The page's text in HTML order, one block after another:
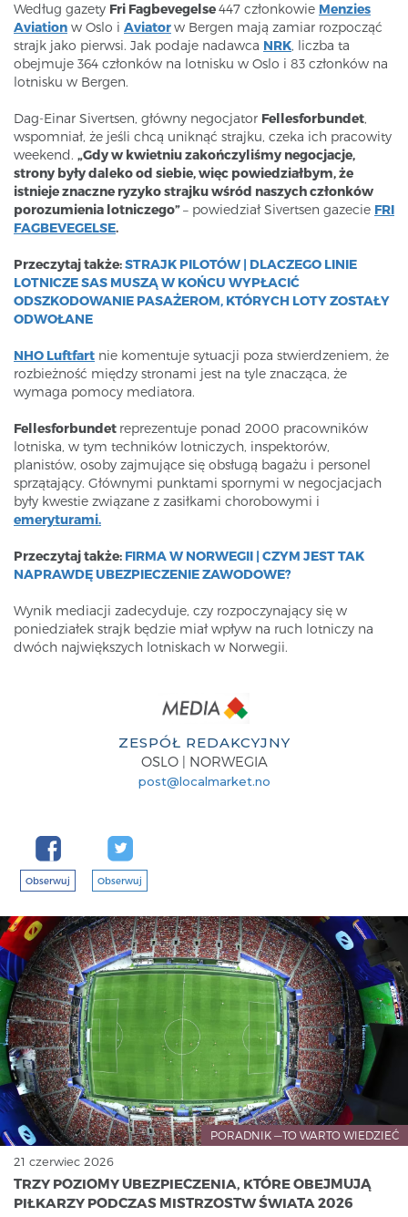
Według gazety Fri Fagbevegelse447 członkowie Menzies
Aviation w Oslo i Aviatorw Bergen mają zamiar rozpocząć
strajk jako pierwsi. Jak podaje nadawca NRK, liczba ta
obejmuje 364 członków na lotnisku w Oslo i 83 członków na
lotnisku w Bergen.
Dag-Einar Sivertsen, główny negocjator Fellesforbundet,
wspomniał, że jeśli chcą uniknąć strajku, czeka ich pracowity
weekend. „Gdy w kwietniu zakończyliśmy negocjacje,
strony były daleko od siebie, więc powiedziałbym, że
istnieje znaczne ryzyko strajku wśród naszych członków
porozumienia lotniczego”– powiedział Sivertsen gazecie FRI
FAGBEVEGELSE.
Przeczytaj także:STRAJK PILOTÓW | DLACZEGO LINIE
LOTNICZE SAS MUSZĄ W KOŃCU WYPŁACIĆ
ODSZKODOWANIE PASAŻEROM, KTÓRYCH LOTY ZOSTAŁY
ODWOŁANE
NHO Luftfart nie komentuje sytuacji poza stwierdzeniem, że
rozbieżność między stronami jest na tyle znacząca, że
wymaga pomocy mediatora.
Fellesforbundet reprezentuje ponad 2000 pracowników
lotniska, w tym techników lotniczych, inspektorów,
planistów, osoby zajmujące się obsługą bagażu i personel
sprzątający. Głównymi punktami spornymi w negocjacjach
były kwestie związane z zasiłkami chorobowymi i
emeryturami.
Przeczytaj także: FIRMA W NORWEGII | CZYM JEST TAK
NAPRAWDĘ UBEZPIECZENIE ZAWODOWE?
Wynik mediacji zadecyduje, czy rozpoczynający się w
poniedziałek strajk będzie miał wpływ na ruch lotniczy na
dwóch największych lotniskach w Norwegii.
ZESPÓŁ REDAKCYJNY
OSLO | NORWEGIA
post@localmarket.no
Obserwuj Obserwuj
PORADNIK —TO WARTO WIEDZIEĆ
21 czerwiec 2026
TRZY POZIOMY UBEZPIECZENIA, KTÓRE OBEJMUJĄ
PIŁKARZY PODCZAS MISTRZOSTW ŚWIATA 2026